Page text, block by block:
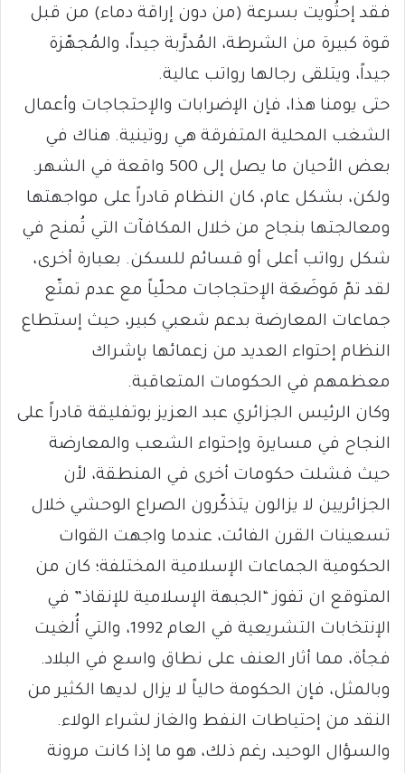
فقد إحتُويت بسرعة (من دون إراقة دماء) من قبل
قوة كبيرة من الشرطة، المُدرَّبة جيداً، والمُجهّزة
جيداً، ويتلقى رجالها رواتب عالية.
حتى يومنا هذا، فإن الإضرابات والإحتجاجات وأعمال
الشغب المحلية المتفرقة هي روتينية. هناك في
بعض الأحيان ما يصل إلى 500 واقعة في الشهر.
ولكن، بشكل عام، كان النظام قادراً على مواجهتها
ومعالجتها بنجاح من خلال المكافآت التي تُمنح في
شكل رواتب أعلى أو قسائم للسكن. بعبارة أخرى،
لقد تمّ مَوضَعَة الإحتجاجات محلّياً مع عدم تمتّع
جماعات المعارضة بدعم شعبي كبير، حيث إستطاع
النظام إحتواء العديد من زعمائها بإشراك
معظمهم في الحكومات المتعاقبة.
وكان الرئيس الجزائري عبد العزيز بوتفليقة قادراً على
النجاح في مسايرة وإحتواء الشعب والمعارضة
حيث فشلت حكومات أخرى في المنطقة، لأن
الجزائريين لا يزالون يتذكّرون الصراع الوحشي خلال
تسعينات القرن الفائت، عندما واجهت القوات
الحكومية الجماعات الإسلامية المختلفة؛ كان من
المتوقع ان تفوز “الجبهة الإسلامية للإنقاذ” في
الإنتخابات التشريعية في العام 1992، والتي أُلغيت
فجأة، مما أثار العنف على نطاق واسع في البلاد.
وبالمثل، فإن الحكومة حالياً لا يزال لديها الكثير من
النقد من إحتياطات النفط والغاز لشراء الولاء.
والسؤال الوحيد، رغم ذلك، هو ما إذا كانت مرونة